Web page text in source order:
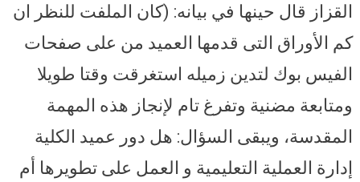
القزاز قال حينها في بيانه: (كان الملفت للنظر ان
كم الأوراق التى قدمها العميد من على صفحات
الفيس بوك لتدين زميله استغرقت وقتا طويلا
ومتابعة مضنية وتفرغ تام لإنجاز هذه المهمة
المقدسة، ويبقى السؤال: هل دور عميد الكلية
إدارة العملية التعليمية و العمل على تطويرها أم